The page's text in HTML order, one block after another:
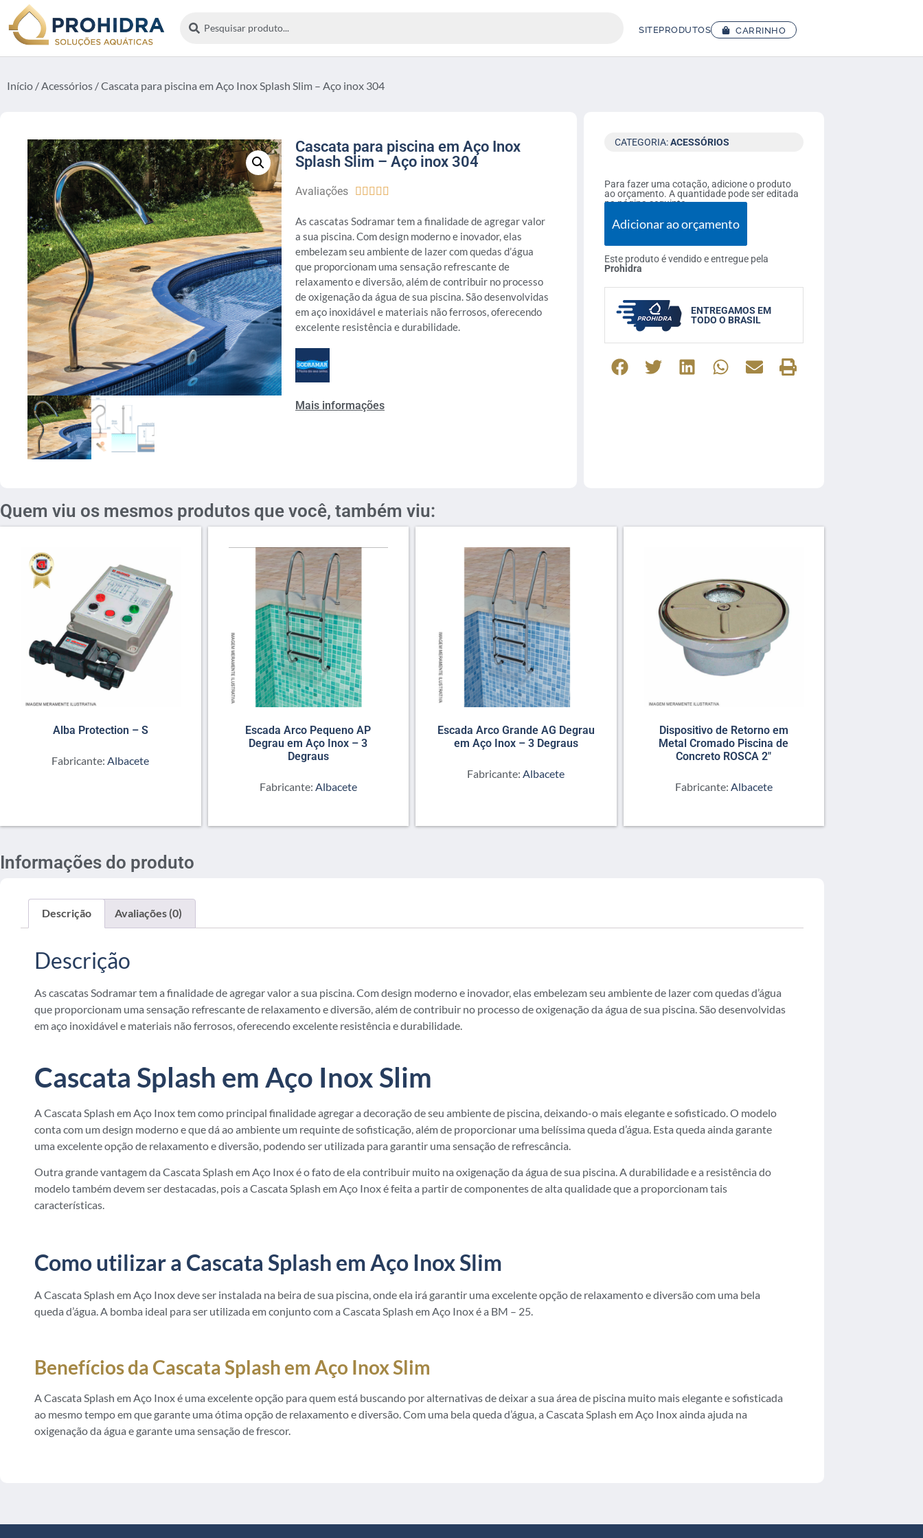
SITEPRODUTOS CARRINHO
Início / Acessórios / Cascata para piscina em Aço Inox Splash Slim – Aço inox 304
Cascata para piscina em Aço Inox
Splash Slim – Aço inox 304
Avaliações     
As cascatas Sodramar tem a finalidade de agregar valor
a sua piscina. Com design moderno e inovador, elas
embelezam seu ambiente de lazer com quedas d’água
que proporcionam uma sensação refrescante de
relaxamento e diversão, além de contribuir no processo
de oxigenação da água de sua piscina. São desenvolvidas
em aço inoxidável e materiais não ferrosos, oferecendo
excelente resistência e durabilidade.
Mais informações
CATEGORIA:ACESSÓRIOS
Para fazer uma cotação, adicione o produto
ao orçamento. A quantidade pode ser editada
na página seguinte.
Adicionar ao orçamento
Este produto é vendido e entregue pela
Prohidra
ENTREGAMOS EM
TODO O BRASIL
Quem viu os mesmos produtos que você, também viu:
Alba Protection – S
Fabricante: Albacete
Escada Arco Pequeno AP
Degrau em Aço Inox – 3
Degraus
Fabricante: Albacete
Escada Arco Grande AG Degrau
em Aço Inox – 3 Degraus
Fabricante: Albacete
Dispositivo de Retorno em
Metal Cromado Piscina de
Concreto ROSCA 2″
Fabricante: Albacete
Informações do produto
Descrição Avaliações (0)
Descrição
As cascatas Sodramar tem a finalidade de agregar valor a sua piscina. Com design moderno e inovador, elas embelezam seu ambiente de lazer com quedas d’água
que proporcionam uma sensação refrescante de relaxamento e diversão, além de contribuir no processo de oxigenação da água de sua piscina. São desenvolvidas
em aço inoxidável e materiais não ferrosos, oferecendo excelente resistência e durabilidade.
Cascata Splash em Aço Inox Slim
A Cascata Splash em Aço Inox tem como principal finalidade agregar a decoração de seu ambiente de piscina, deixando-o mais elegante e sofisticado. O modelo
conta com um design moderno e que dá ao ambiente um requinte de sofisticação, além de proporcionar uma belíssima queda d’água. Esta queda ainda garante
uma excelente opção de relaxamento e diversão, podendo ser utilizada para garantir uma sensação de refrescância.
Outra grande vantagem da Cascata Splash em Aço Inox é o fato de ela contribuir muito na oxigenação da água de sua piscina. A durabilidade e a resistência do
modelo também devem ser destacadas, pois a Cascata Splash em Aço Inox é feita a partir de componentes de alta qualidade que a proporcionam tais
características.
Como utilizar a Cascata Splash em Aço Inox Slim
A Cascata Splash em Aço Inox deve ser instalada na beira de sua piscina, onde ela irá garantir uma excelente opção de relaxamento e diversão com uma bela
queda d’água. A bomba ideal para ser utilizada em conjunto com a Cascata Splash em Aço Inox é a BM – 25.
Benefícios da Cascata Splash em Aço Inox Slim
A Cascata Splash em Aço Inox é uma excelente opção para quem está buscando por alternativas de deixar a sua área de piscina muito mais elegante e sofisticada
ao mesmo tempo em que garante uma ótima opção de relaxamento e diversão. Com uma bela queda d’água, a Cascata Splash em Aço Inox ainda ajuda na
oxigenação da água e garante uma sensação de frescor.